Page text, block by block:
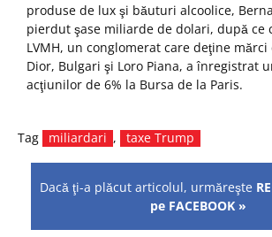
produse de lux şi băuturi alcoolice,
pierdut şase miliarde de dolari, după ce
LVMH, un conglomerat care deţine mărci
Dior, Bulgari şi Loro Piana, a înregistrat
acţiunilor de 6% la Bursa de la Paris.
Tag miliardari , taxe Trump
Dacă ţi-a plăcut articolul, urmăreşte
pe FACEBOOK »